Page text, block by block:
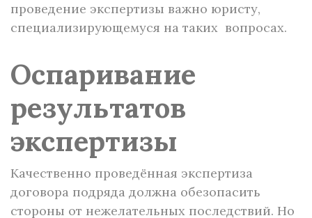
проведение экспертизы важно юристу,
специализирующемуся на таких вопросах.
Оспаривание
результатов
экспертизы
Качественно проведённая экспертиза
договора подряда должна обезопасить
стороны от нежелательных последствий. Но